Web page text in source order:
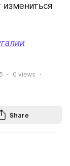
0 views
Share